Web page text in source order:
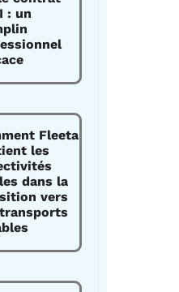
: un
Fleeta
les
dans la
vers